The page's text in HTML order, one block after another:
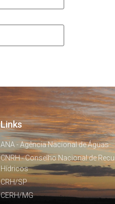
Links
ANA - Agência Nacional de Águas
CNRH - Conselho Nacional de
Hídricos
CRH/SP
CERH/MG